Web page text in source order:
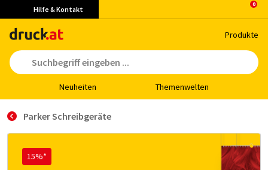
Hilfe & Kontakt
Pro­duk­te
Neu­hei­ten The­men­wel­ten
Parker Schreibgeräte
15%*